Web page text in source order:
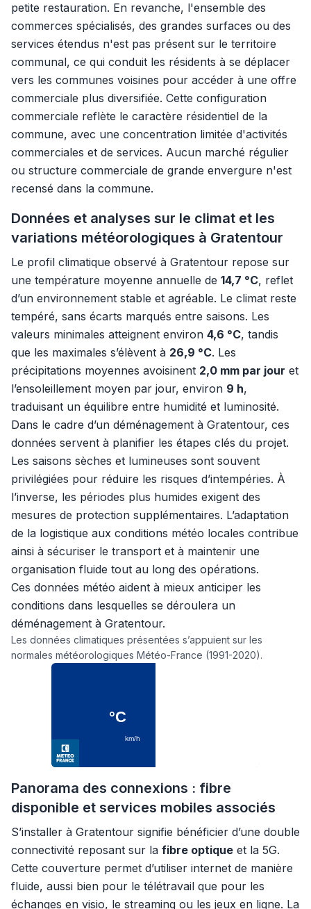
petite restauration. En revanche, l'ensemble des
commerces spécialisés, des grandes surfaces ou des
services étendus n'est pas présent sur le territoire
communal, ce qui conduit les résidents à se déplacer
vers les communes voisines pour accéder à une offre
commerciale plus diversifiée. Cette configuration
commerciale reflète le caractère résidentiel de la
commune, avec une concentration limitée d'activités
commerciales et de services. Aucun marché régulier
ou structure commerciale de grande envergure n'est
recensé dans la commune.
Données et analyses sur le climat et les
variations météorologiques à Gratentour
Le profil climatique observé à Gratentour repose sur
une température moyenne annuelle de 14,7 °C, reflet
d’un environnement stable et agréable. Le climat reste
tempéré, sans écarts marqués entre saisons. Les
valeurs minimales atteignent environ 4,6 °C, tandis
que les maximales s’élèvent à 26,9 °C. Les
précipitations moyennes avoisinent 2,0 mm par jour et
l’ensoleillement moyen par jour, environ 9 h,
traduisant un équilibre entre humidité et luminosité.
Dans le cadre d’un déménagement à Gratentour, ces
données servent à planifier les étapes clés du projet.
Les saisons sèches et lumineuses sont souvent
privilégiées pour réduire les risques d’intempéries. À
l’inverse, les périodes plus humides exigent des
mesures de protection supplémentaires. L’adaptation
de la logistique aux conditions météo locales contribue
ainsi à sécuriser le transport et à maintenir une
organisation fluide tout au long des opérations.
Ces données météo aident à mieux anticiper les
conditions dans lesquelles se déroulera un
déménagement à Gratentour.
Les données climatiques présentées s’appuient sur les
normales météorologiques Météo-France (1991-2020).
Panorama des connexions : fibre
disponible et services mobiles associés
S’installer à Gratentour signifie bénéficier d’une double
connectivité reposant sur la fibre optique et la 5G.
Cette couverture permet d’utiliser internet de manière
fluide, aussi bien pour le télétravail que pour les
échanges en visio, le streaming ou les jeux en ligne. La